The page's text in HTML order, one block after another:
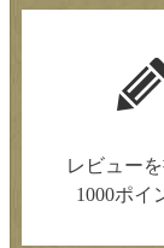
レビュー
1000ポイ